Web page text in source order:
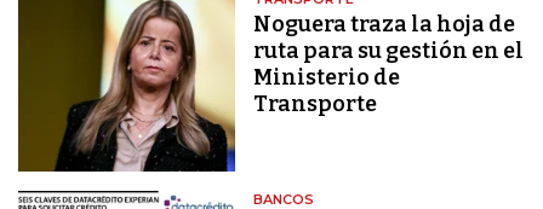
Noguera traza la hoja de
ruta para su gestión en el
Ministerio de
Transporte
BANCOS